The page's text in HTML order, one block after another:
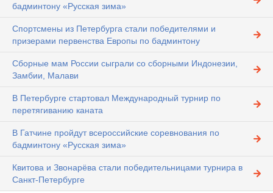
бадминтону «Русская зима»
Спортсмены из Петербурга стали победителями и
призерами первенства Европы по бадминтону
Сборные мам России сыграли со сборными Индонезии,
Замбии, Малави
В Петербурге стартовал Международный турнир по
перетягиванию каната
В Гатчине пройдут всероссийские соревнования по
бадминтону «Русская зима»
Квитова и Звонарёва стали победительницами турнира в
Санкт-Петербурге